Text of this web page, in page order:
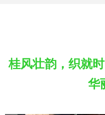
桂风壮韵，织就
华